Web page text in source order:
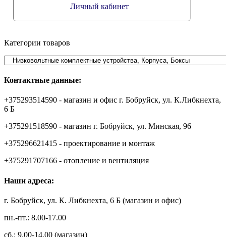
Личный кабинет
Категории товаров
Контактные данные:
+375293514590 - магазин и офис г. Бобруйск, ул. К.Либкнехта,
6 Б
+375291518590 - магазин г. Бобруйск, ул. Минская, 96
+375296621415 - проектирование и монтаж
+375291707166 - отопление и вентиляция
Наши адреса:
г. Бобруйск, ул. К. Либкнехта, 6 Б (магазин и офис)
пн.-пт.: 8.00-17.00
сб.: 9.00-14.00 (магазин)